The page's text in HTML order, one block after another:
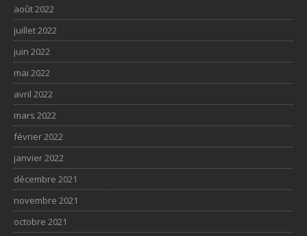
août 2022
juillet 2022
juin 2022
mai 2022
avril 2022
mars 2022
février 2022
janvier 2022
décembre 2021
novembre 2021
octobre 2021